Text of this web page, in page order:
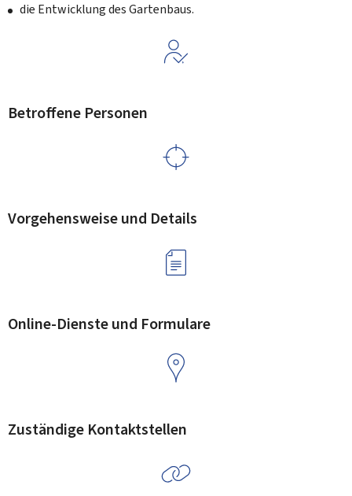
die Entwicklung des Gartenbaus.
Betroffene Personen
Vorgehensweise und Details
Online-Dienste und Formulare
Zuständige Kontaktstellen